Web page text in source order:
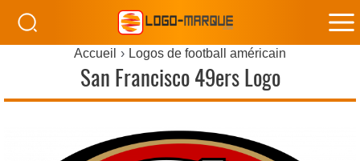
Accueil Logos de football américain
San Francisco 49ers Logo